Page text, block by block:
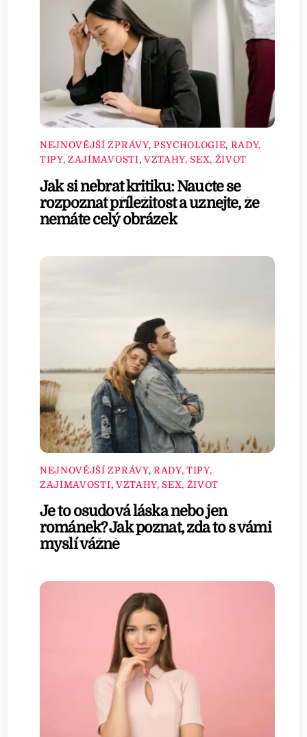
NEJNOVĚJŠÍ ZPRÁVY, PSYCHOLOGIE, RADY,
TIPY, ZAJÍMAVOSTI, VZTAHY, SEX, ŽIVOT
Jak si nebrat kritiku: Naučte se
rozpoznat příležitost a uznejte, že
nemáte celý obrázek
NEJNOVĚJŠÍ ZPRÁVY, RADY, TIPY,
ZAJÍMAVOSTI, VZTAHY, SEX, ŽIVOT
Je to osudová láska nebo jen
románek? Jak poznat, zda to s vámi
myslí vážně